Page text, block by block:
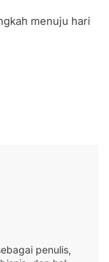
menuju hari
penulis,